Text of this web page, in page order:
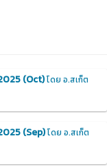
(Oct)โดย อ.สเก็ต
(Sep)โดย อ.สเก็ต